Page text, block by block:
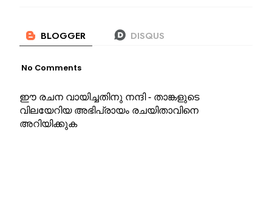
No Comments
ഈ രചന വായിച്ചതിനു നന്ദി - താങ്കളുടെ
വിലയേറിയ അഭിപ്രായം രചയിതാവിനെ
അറിയിക്കുക